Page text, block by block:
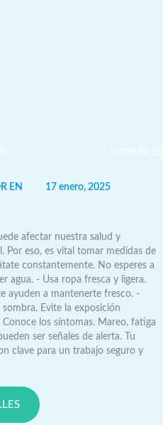
EN
17 enero, 2025
afectar nuestra salud y
Por eso, es vital tomar medidas de
constantemente. No esperes a
agua. - Usa ropa fresca y ligera.
ayuden a mantenerte fresco. -
sombra. Evite la exposición
Conoce los síntomas. Mareo, fatiga
ser señales de alerta. Tu
clave para un trabajo seguro y